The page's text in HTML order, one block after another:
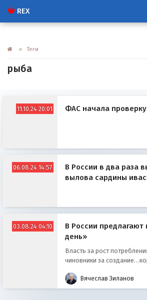
REX
» Теги
рыба
11.10.24 20:01 ФАС начала
06.08.24 14:57
В России в два раза
вылова сардины
03.08.24 04:10
В России
день»
Власть за рост
чиновники за
Вячеслав Зиланов